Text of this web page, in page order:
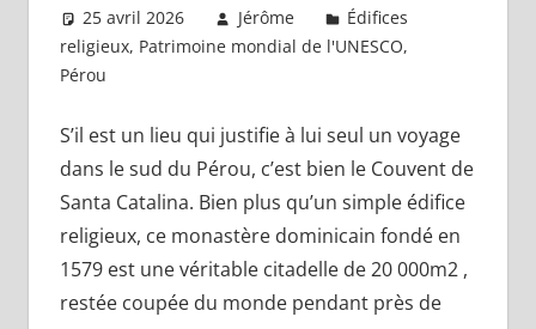
25 avril 2026 Jérôme
Édifices
religieux, Patrimoine mondial de l'UNESCO,
Pérou
S’il est un lieu qui justifie à lui seul un voyage
dans le sud du Pérou, c’est bien le Couvent de
Santa Catalina. Bien plus qu’un simple édifice
religieux, ce monastère dominicain fondé en
1579 est une véritable citadelle de 20 000m2 ,
restée coupée du monde pendant près de